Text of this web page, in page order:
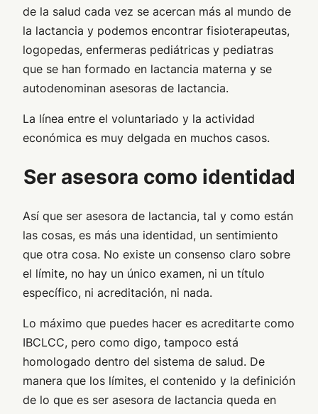
de la salud cada vez se acercan más al mundo de
la lactancia y podemos encontrar fisioterapeutas,
logopedas, enfermeras pediátricas y pediatras
que se han formado en lactancia materna y se
autodenominan asesoras de lactancia.
La línea entre el voluntariado y la actividad
económica es muy delgada en muchos casos.
Ser asesora como identidad
Así que ser asesora de lactancia, tal y como están
las cosas, es más una identidad, un sentimiento
que otra cosa. No existe un consenso claro sobre
el límite, no hay un único examen, ni un título
específico, ni acreditación, ni nada.
Lo máximo que puedes hacer es acreditarte como
IBCLCC, pero como digo, tampoco está
homologado dentro del sistema de salud. De
manera que los límites, el contenido y la definición
de lo que es ser asesora de lactancia queda en